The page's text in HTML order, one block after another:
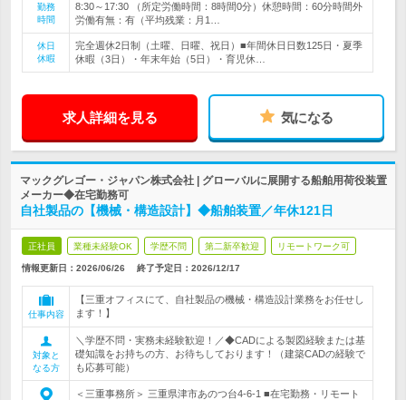
勤務
時間
8:30～17:30 （所定労働時間：8時間0分）休憩時間：60分時間外
労働有無：有（平均残業：月1…
休日
休暇
完全週休2日制（土曜、日曜、祝日）■年間休日日数125日・夏季
休暇（3日）・年末年始（5日）・育児休…
求人詳細を見る 気になる
マックグレゴー・ジャパン株式会社 | グローバルに展開する船舶用荷役装置
メーカー◆在宅勤務可
自社製品の【機械・構造設計】◆船舶装置／年休121日
正社員 業種未経験OK 学歴不問 第二新卒歓迎 リモートワーク可
情報更新日：2026/06/26 終了予定日： 2026/12/17
仕事内容
【三重オフィスにて、自社製品の機械・構造設計業務をお任せし
ます！】
対象と
なる方
＼学歴不問・実務未経験歓迎！／◆CADによる製図経験または基
礎知識をお持ちの方、お待ちしております！（建築CADの経験で
も応募可能）
＜三重事務所＞ 三重県津市あのつ台4‐6‐1 ■在宅勤務・リモート